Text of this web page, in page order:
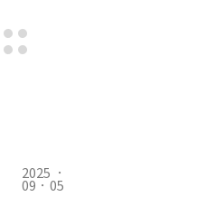
2025 ．
09．05